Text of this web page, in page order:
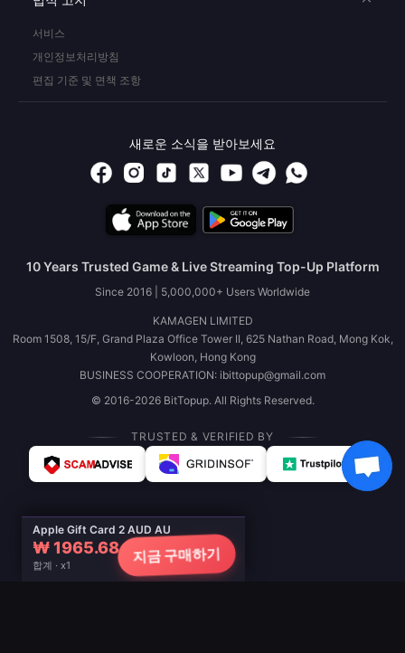
Apple Gift Card 2 AUD AU
₩ 1965.68
합계 · x1
지금 구매하기
서비스
개인정보처리방침
편집 기준 및 면책 조항
새로운 소식을 받아보세요
10 Years Trusted Game & Live Streaming Top-Up Platform
Since 2016 | 5,000,000+ Users Worldwide
KAMAGEN LIMITED
Room 1508, 15/F, Grand Plaza Office Tower II, 625 Nathan Road, Mong Kok,
Kowloon, Hong Kong
BUSINESS COOPERATION: ibittopup@gmail.com
© 2016-2026 BitTopup. All Rights Reserved.
TRUSTED & VERIFIED BY